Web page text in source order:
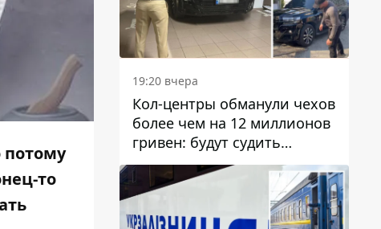
потому
то
19:20 вчера
Кол-центры обманули чехов
более чем на 12 миллионов
гривен: будут судить
днепрянина,
организовавшего
транснациональную
преступную организацию